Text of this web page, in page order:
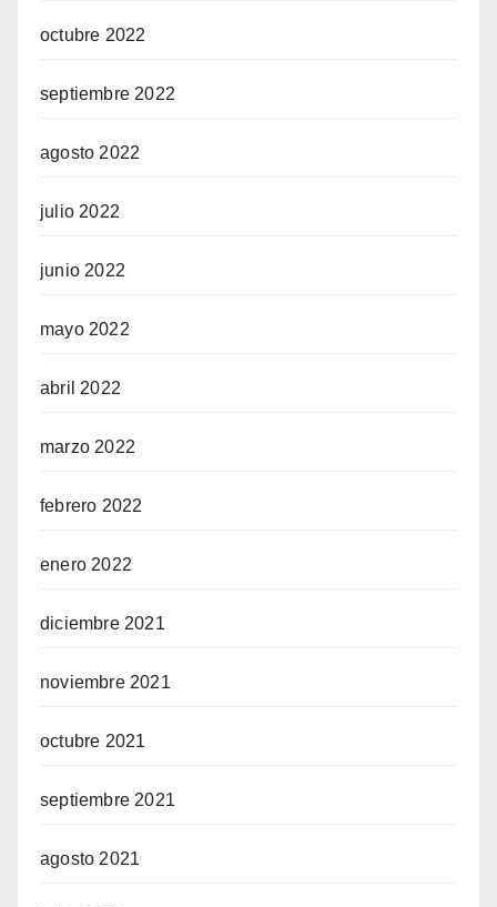
octubre 2022
septiembre 2022
agosto 2022
julio 2022
junio 2022
mayo 2022
abril 2022
marzo 2022
febrero 2022
enero 2022
diciembre 2021
noviembre 2021
octubre 2021
septiembre 2021
agosto 2021